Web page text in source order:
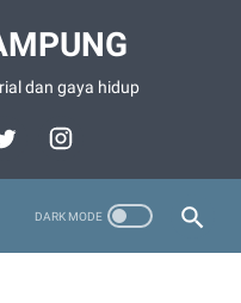
dan gaya hidup